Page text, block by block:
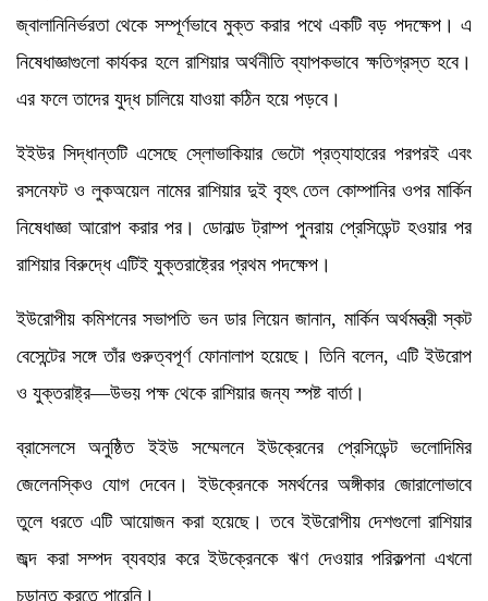
জ্বালানিনির্ভরতা থেকে সম্পূর্ণভাবে মুক্ত করার পথে একটি বড় পদক্ষেপ। এ
নিষেধাজ্ঞাগুলো কার্যকর হলে রাশিয়ার অর্থনীতি ব্যাপকভাবে ক্ষতিগ্রস্ত হবে।
এর ফলে তাদের যুদ্ধ চালিয়ে যাওয়া কঠিন হয়ে পড়বে।
ইইউর সিদ্ধান্তটি এসেছে স্লোভাকিয়ার ভেটো প্রত্যাহারের পরপরই এবং
রসনেফট ও লুকঅয়েল নামের রাশিয়ার দুই বৃহৎ তেল কোম্পানির ওপর মার্কিন
নিষেধাজ্ঞা আরোপ করার পর। ডোনাল্ড ট্রাম্প পুনরায় প্রেসিডেন্ট হওয়ার পর
রাশিয়ার বিরুদ্ধে এটিই যুক্তরাষ্ট্রের প্রথম পদক্ষেপ।
ইউরোপীয় কমিশনের সভাপতি ভন ডার লিয়েন জানান, মার্কিন অর্থমন্ত্রী স্কট
বেসেন্টের সঙ্গে তাঁর গুরুত্বপূর্ণ ফোনালাপ হয়েছে। তিনি বলেন, এটি ইউরোপ
ও যুক্তরাষ্ট্র—উভয় পক্ষ থেকে রাশিয়ার জন্য স্পষ্ট বার্তা।
ব্রাসেলসে অনুষ্ঠিত ইইউ সম্মেলনে ইউক্রেনের প্রেসিডেন্ট ভলোদিমির
জেলেনস্কিও যোগ দেবেন। ইউক্রেনকে সমর্থনের অঙ্গীকার জোরালোভাবে
তুলে ধরতে এটি আয়োজন করা হয়েছে। তবে ইউরোপীয় দেশগুলো রাশিয়ার
জব্দ করা সম্পদ ব্যবহার করে ইউক্রেনকে ঋণ দেওয়ার পরিকল্পনা এখনো
চূড়ান্ত করতে পারেনি।